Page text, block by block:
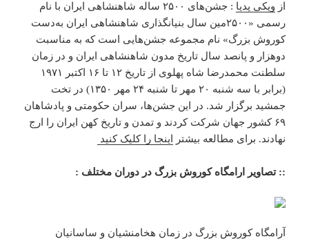
از ویکی پدیا
: جشن‌های ۲۵۰۰ ساله شاهنشاهی ایران با نام
رسمی «۲۵۰۰مین سال بنیانگذاری شاهنشاهی ایران به‌دست
کوروش بزرگ» نام مجموعه جشن‌هایی است که به مناسبت
دوهزار و پانصد سال تاریخ مدون شاهنشاهی ایران و در زمان
سلطنت محمدرضا شاه پهلوی از تاریخ ۱۲ تا ۱۶ اکتبر ۱۹۷۱
(برابر با سه شنبه ۲۰ مهر تا شنبه ۲۴ مهر ۱۳۵۰) در تخت
جمشید برگزار شد. در این جشن‌ها، سران حکومتی و پادشاهان
۶۹ کشور جهان شرکت کردند و تمدن و تاریخ کهن ایران را ارج
نهادند. برای مطالعه بیشتر
اینجا را کلیک کنید
:: تصاویر ارامگاه کوروش بزرگ در دوران مختلف :
آرامگاه کوروش بزرگ در زمان هخامنشیان و ساسانیان